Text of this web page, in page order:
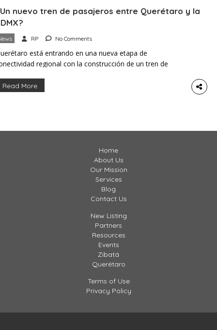
nuevo tren de pasajeros entre Querétaro y la
RP No Comments
está entrando en una nueva etapa de
regional con la construcción de un tren de
de México. El proyecto, inaugurado por el gobierno
Read More
Home
About Us
Our Mission
Services
Blog
Contact Us
New Listing
Partners
Resources
Events
Zibatá
Querétaro
Terms of Use
Privacy Policy